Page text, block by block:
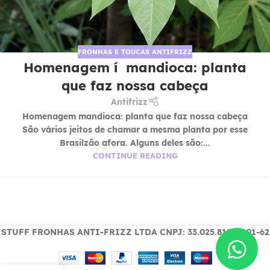
FRONHAS E TOUCAS ANTIFRIZZ
Homenagem í mandioca: planta
que faz nossa cabeça
Antifrizz
Homenagem mandioca: planta que faz nossa cabeça
São vários jeitos de chamar a mesma planta por esse
Brasilzão afora. Alguns deles são:...
CONTINUE READING
STUFF FRONHAS ANTI-FRIZZ LTDA CNPJ: 33.025.819/0001-62